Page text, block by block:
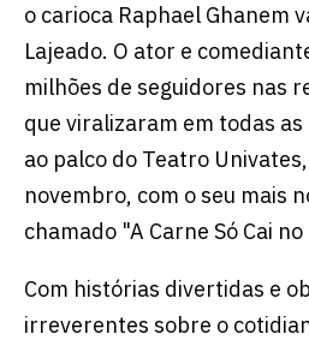
o carioca Raphael Ghanem
Lajeado. O ator e
milhões de seguidores nas
que viralizaram em todas
ao palco do Teatro
novembro, com o seu mais
chamado "A Carne Só Cai
Com histórias divertidas e
irreverentes sobre o